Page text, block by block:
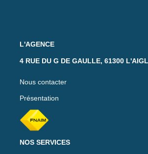
L'AGENCE
4 RUE DU G DE GAULLE, 61300
Nous contacter
Présentation
NOS SERVICES